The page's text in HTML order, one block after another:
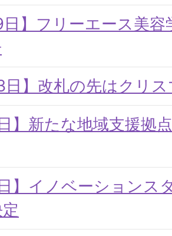
日】フリーエース美
日】改札の先はクリ
】新たな地域支援拠
日】イノベーション